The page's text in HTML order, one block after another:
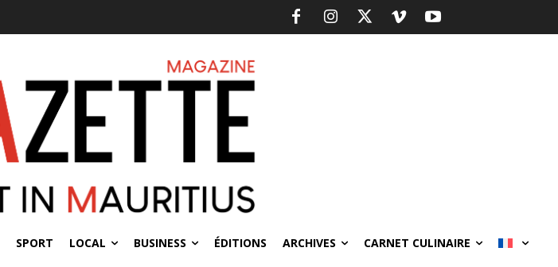
SPORT LOCAL BUSINESS ÉDITIONS ARCHIVES CARNET CULINAIRE